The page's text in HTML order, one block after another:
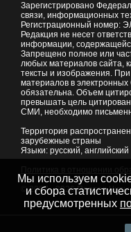
Зарегистрировано
связи, информационных
Регистрационный номер:
Редакция не несет
информации,
Запрещено полное или
любых материалов сайта,
тексты и изображения.
материалов в
обязательна. Объем
превышать цель
СМИ, необходимо
Территория
зарубежные страны
Языки: русский, английский
© 2007 - 2026Портал Читы
Мы используем
и сбора
предусмотренных